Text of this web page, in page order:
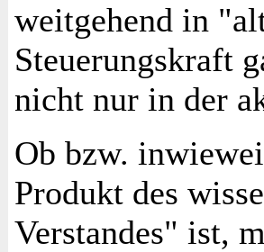
weitgehend in
Steuerungskraft
nicht nur in der
Ob bzw.
Produkt des
Verstandes" ist,